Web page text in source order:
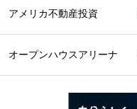
アメリカ不動産投資
オープンハウスアリーナ